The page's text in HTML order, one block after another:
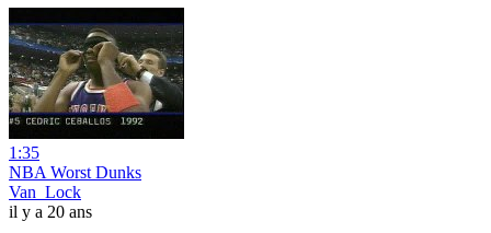
1:35
NBA Worst Dunks
Van_Lock
il y a 20 ans